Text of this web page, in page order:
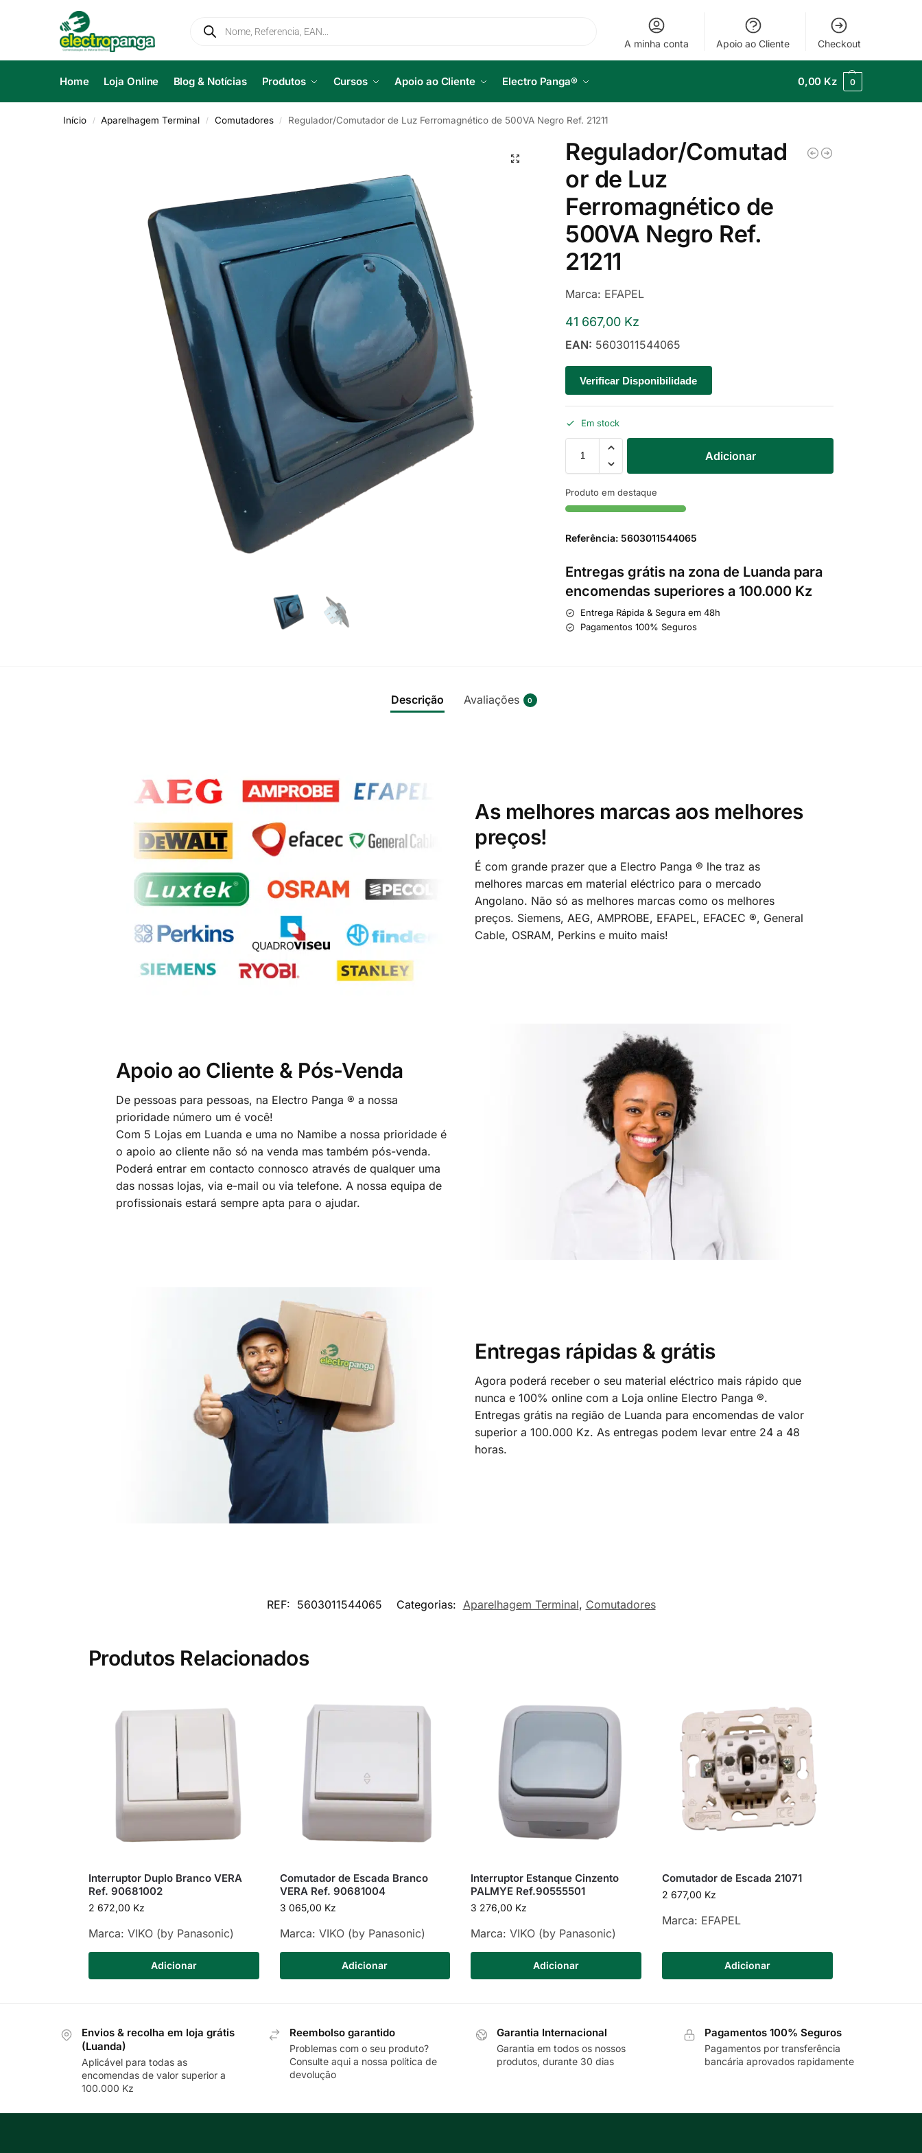
A minha conta Apoio ao Cliente Checkout
Home Loja Online Blog & Notícias Produtos Cursos Apoio ao Cliente Electro Panga® 0,00 Kz 0
Início / Aparelhagem Terminal / Comutadores / Regulador/Comutador de Luz Ferromagnético de 500VA Negro Ref. 21211
Regulador/Comutad
or de Luz
Ferromagnético de
500VA Negro Ref.
21211
Marca: EFAPEL
41 667,00 Kz
EAN: 5603011544065
Verificar Disponibilidade
Em stock
Adicionar
Produto em destaque
Referência: 5603011544065
Entregas grátis na zona de Luanda para
encomendas superiores a 100.000 Kz
Entrega Rápida & Segura em 48h
Pagamentos 100% Seguros
Descrição Avaliações 0
As melhores marcas aos melhores
preços!
É com grande prazer que a Electro Panga ® lhe traz as
melhores marcas em material eléctrico para o mercado
Angolano. Não só as melhores marcas como os melhores
preços. Siemens, AEG, AMPROBE, EFAPEL, EFACEC ®, General
Cable, OSRAM, Perkins e muito mais!
Apoio ao Cliente & Pós-Venda
De pessoas para pessoas, na Electro Panga ® a nossa
prioridade número um é você!
Com 5 Lojas em Luanda e uma no Namibe a nossa prioridade é
o apoio ao cliente não só na venda mas também pós-venda.
Poderá entrar em contacto connosco através de qualquer uma
das nossas lojas, via e-mail ou via telefone. A nossa equipa de
profissionais estará sempre apta para o ajudar.
Entregas rápidas & grátis
Agora poderá receber o seu material eléctrico mais rápido que
nunca e 100% online com a Loja online Electro Panga ®.
Entregas grátis na região de Luanda para encomendas de valor
superior a 100.000 Kz. As entregas podem levar entre 24 a 48
horas.
REF: 5603011544065 Categorias: Aparelhagem Terminal, Comutadores
Produtos Relacionados
Interruptor Duplo Branco VERA
Ref. 90681002
2 672,00 Kz
Marca: VIKO (by Panasonic)
Adicionar
Comutador de Escada Branco
VERA Ref. 90681004
3 065,00 Kz
Marca: VIKO (by Panasonic)
Adicionar
Interruptor Estanque Cinzento
PALMYE Ref.90555501
3 276,00 Kz
Marca:VIKO (by Panasonic)
Adicionar
Comutador de Escada 21071
2 677,00 Kz
Marca: EFAPEL
Adicionar
Envios & recolha em loja grátis
(Luanda)
Aplicável para todas as
encomendas de valor superior a
100.000 Kz
Reembolso garantido
Problemas com o seu produto?
Consulte aquia nossa política de
devolução
Garantia Internacional
Garantia em todos os nossos
produtos, durante 30 dias
Pagamentos 100% Seguros
Pagamentos por transferência
bancária aprovados rapidamente